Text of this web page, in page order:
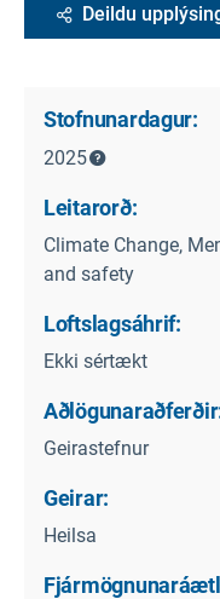
Deildu
Stofnunardagur:
2025
Leitarorð:
Climate Change,
and safety
Loftslagsáhrif:
Ekki sértækt
Geirastefnur
Geirar:
Heilsa